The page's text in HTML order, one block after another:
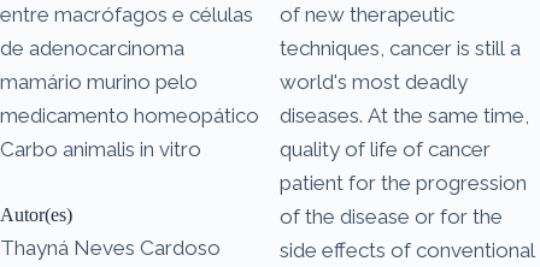
entre macrófagos e células
de adenocarcinoma
mamário murino pelo
medicamento homeopático
Carbo animalis in vitro
Autor(es)
Thayná Neves Cardoso
of new therapeutic
techniques, cancer is still a
world's most deadly
diseases. At the same time,
quality of life of cancer
patient for the progression
of the disease or for the
side effects of conventional